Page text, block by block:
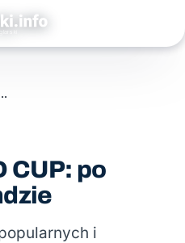
po drugim weekendzie
CUP: po
i